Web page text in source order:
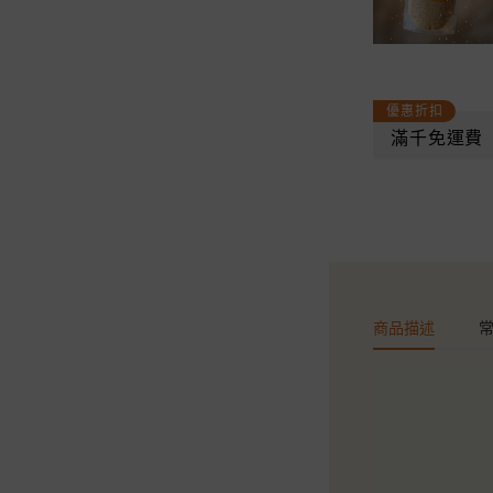
優惠折扣
滿千免運費
商品描述